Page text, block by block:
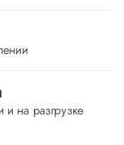
и на разгрузке